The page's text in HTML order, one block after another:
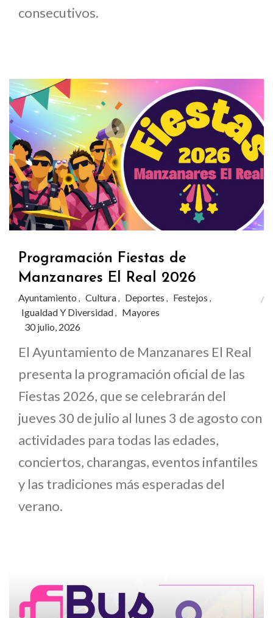
consecutivos.
Programación Fiestas de
Manzanares El Real 2026
Ayuntamiento , Cultura, Deportes , Festejos ,
Igualdad Y Diversidad, Mayores
30 julio, 2026
El Ayuntamiento de Manzanares El Real
presenta la programación oficial de las
Fiestas 2026, que se celebrarán del
jueves 30 de julio al lunes 3 de agosto con
actividades para todas las edades,
conciertos, charangas, eventos infantiles
y las tradiciones más esperadas del
verano.